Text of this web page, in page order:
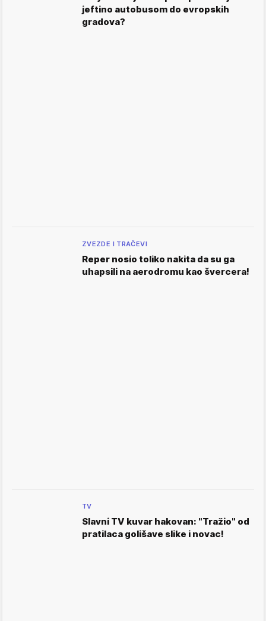
jeftino autobusom do evropskih
gradova?
ZVEZDE I TRAČEVI
Reper nosio toliko nakita da su ga
uhapsili na aerodromu kao švercera!
TV
Slavni TV kuvar hakovan: "Tražio" od
pratilaca golišave slike i novac!